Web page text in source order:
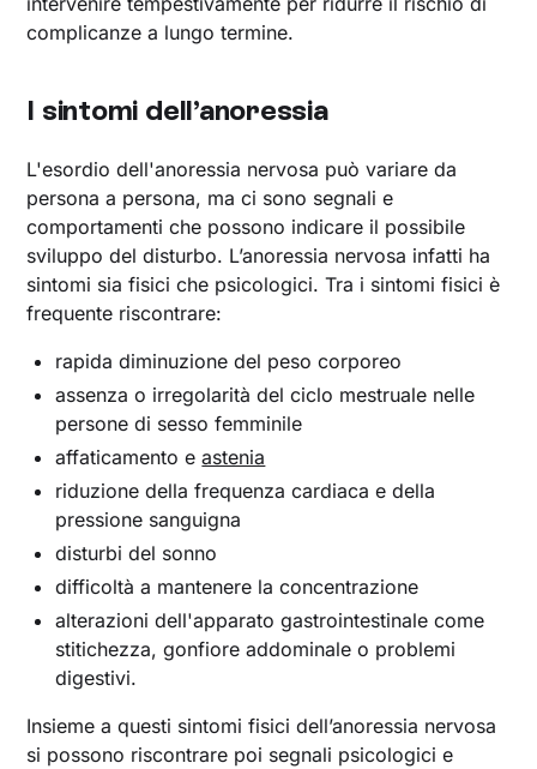
complicanze a lungo termine.
I sintomi dell’anoressia
L'esordio dell'anoressia nervosa può variare da
persona a persona, ma ci sono segnali e
comportamenti che possono indicare il possibile
sviluppo del disturbo. L’anoressia nervosa infatti ha
sintomi sia fisici che psicologici. Tra i sintomi fisici è
frequente riscontrare:
rapida diminuzione del peso corporeo
assenza o irregolarità del ciclo mestruale nelle
persone di sesso femminile
affaticamento eastenia
riduzione della frequenza cardiaca e della
pressione sanguigna
disturbi del sonno
difficoltà a mantenere la concentrazione
alterazioni dell'apparato gastrointestinale come
stitichezza, gonfiore addominale o problemi
digestivi.
Insieme a questi sintomi fisici dell’anoressia nervosa
si possono riscontrare poi segnali psicologici e